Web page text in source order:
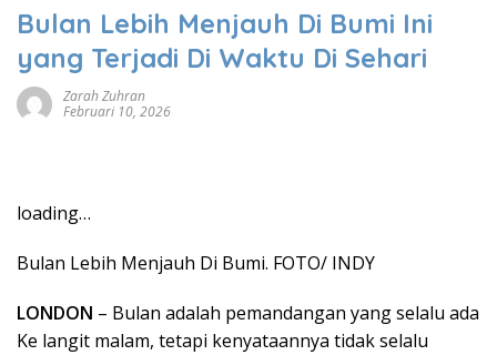
Bulan Lebih Menjauh Di Bumi Ini
yang Terjadi Di Waktu Di Sehari
Zarah Zuhran
Februari 10, 2026
loading…
Bulan Lebih Menjauh Di Bumi. FOTO/ INDY
LONDON – Bulan adalah pemandangan yang selalu ada
Ke langit malam, tetapi kenyataannya tidak selalu